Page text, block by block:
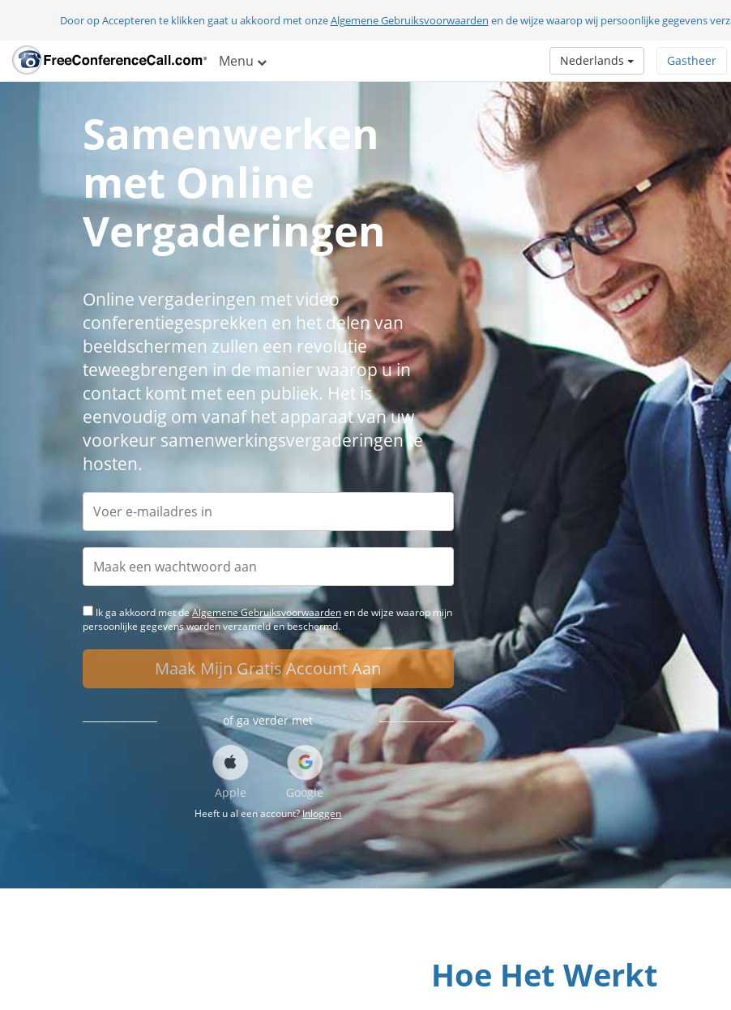
Door op Accepteren te klikken gaat u akkoord met onzeAlgemene Gebruiksvoorwaarden en de wijze waarop wij persoonlijke gegevens
Menu Gastheer
Nederlands
Samenwerken
met Online
Vergaderingen
Online vergaderingen met video
conferentiegesprekken en het delen van
beeldschermen zullen een revolutie
teweegbrengen in de manier waarop u in
contact komt met een publiek. Het is
eenvoudig om vanaf het apparaat van uw
voorkeur samenwerkingsvergaderingen te
hosten.
Ik ga akkoord met deAlgemene Gebruiksvoorwaardenen de wijze waarop mijn
persoonlijke gegevens worden verzameld en beschermd.
Maak Mijn Gratis Account Aan
of ga verder met
Apple Google
Heeft u al een account?Inloggen
Hoe Het Werkt